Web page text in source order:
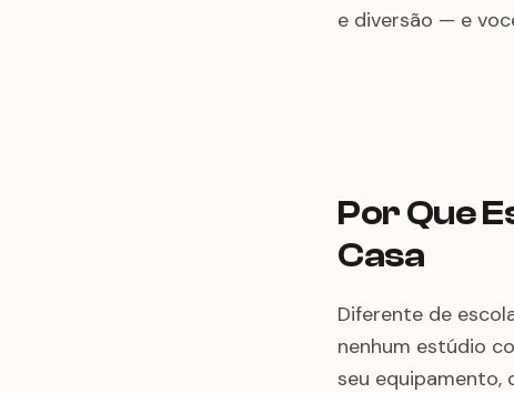
e diversão — e
Por Que
Casa
Diferente de
nenhum estúdio
seu equipamento,